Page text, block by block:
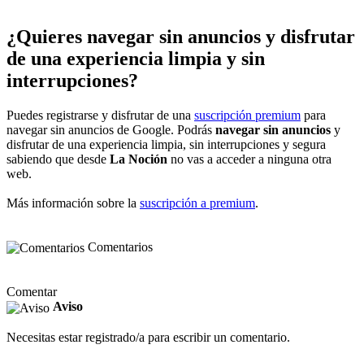
¿Quieres navegar sin anuncios y disfrutar
de una experiencia limpia y sin
interrupciones?
Puedes registrarse y disfrutar de una suscripción premium para
navegar sin anuncios de Google. Podrás navegar sin anuncios y
disfrutar de una experiencia limpia, sin interrupciones y segura
sabiendo que desde La Noción no vas a acceder a ninguna otra
web.
Más información sobre la suscripción a premium.
Comentarios
Comentar
Aviso
Necesitas estar registrado/a para escribir un comentario.